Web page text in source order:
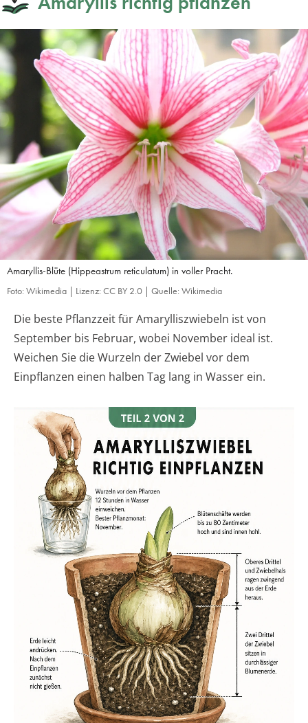
Amaryllis-Blüte (Hippeastrum reticulatum) in voller Pracht.
Foto: Wikimedia | Lizenz: CC BY 2.0 | Quelle: Wikimedia
Die beste Pflanzzeit für Amarylliszwiebeln ist von
September bis Februar, wobei November ideal ist.
Weichen Sie die Wurzeln der Zwiebel vor dem
Einpflanzen einen halben Tag lang in Wasser ein.